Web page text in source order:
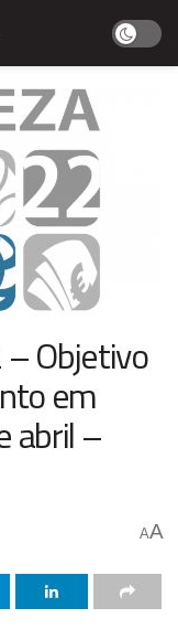
– Objetivo
em
abril –
AA